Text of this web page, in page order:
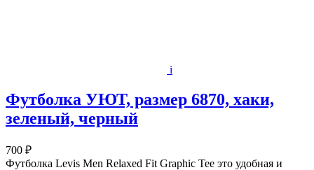
i
Футболка УЮТ, размер 6870, хаки,
зеленый, черный
700 ₽
Футболка Levis Men Relaxed Fit Graphic Tee это удобная и